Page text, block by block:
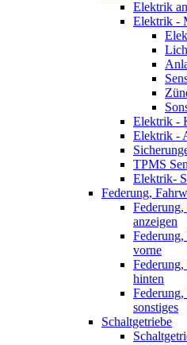
Elektrik
Elektrik -
Elektrik -
Elektrik -
TPMS
Elektrik-
Federung,
anzeigen
vorne
hinten
sonstiges
Schaltgetriebe